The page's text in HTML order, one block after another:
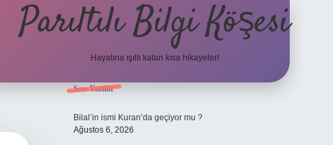
Parıltılı Bilgi Köşesi
Hayatına ışıltı katan kısa hikayeler!
Sidebar
Son Yazılar
Bilal’in ismi Kuran’da geçiyor mu ?
Ağustos 6, 2026